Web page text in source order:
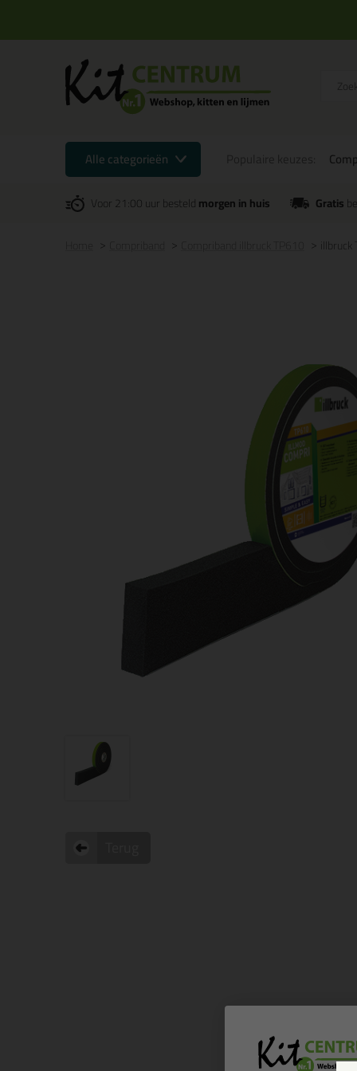
Alle categorieën
Voor 21:00 uur besteldmorgen in huis Gratis